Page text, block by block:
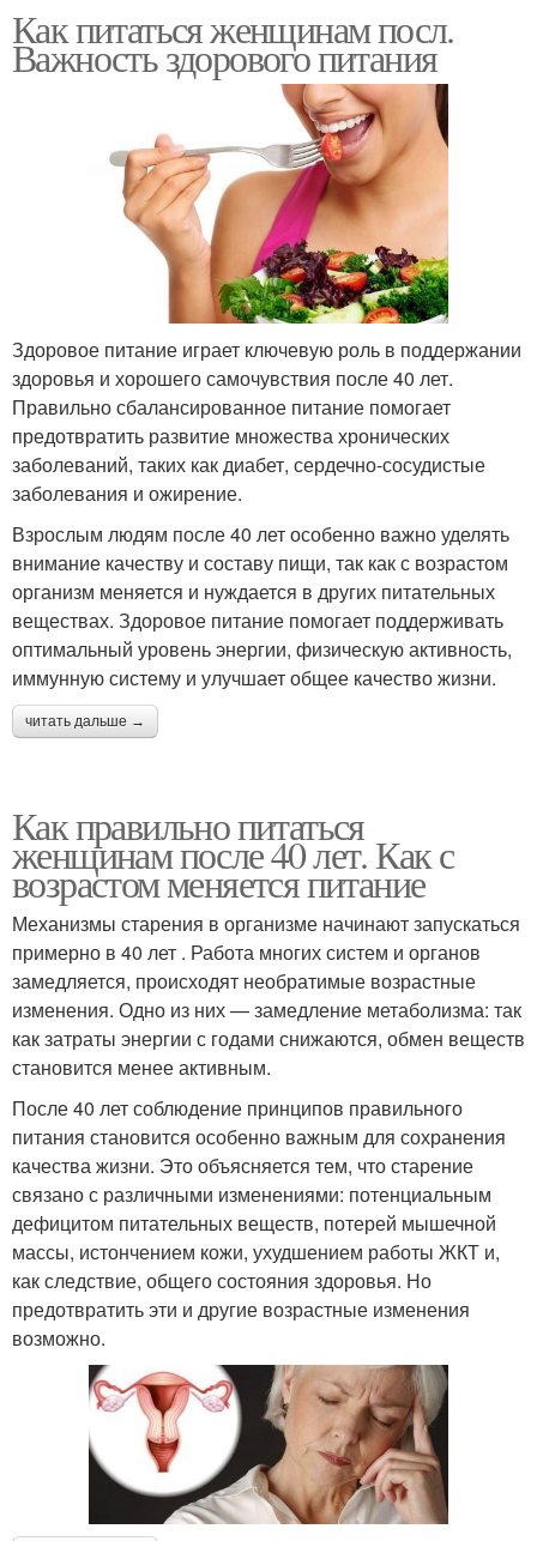
Как питаться женщинам посл.
Важность здорового питания
Здоровое питание играет ключевую роль в поддержании
здоровья и хорошего самочувствия после 40 лет.
Правильно сбалансированное питание помогает
предотвратить развитие множества хронических
заболеваний, таких как диабет, сердечно-сосудистые
заболевания и ожирение.
Взрослым людям после 40 лет особенно важно уделять
внимание качеству и составу пищи, так как с возрастом
организм меняется и нуждается в других питательных
веществах. Здоровое питание помогает поддерживать
оптимальный уровень энергии, физическую активность,
иммунную систему и улучшает общее качество жизни.
читать дальше →
Как правильно питаться
женщинам после 40 лет. Как с
возрастом меняется питание
Механизмы старения в организме начинают запускаться
примерно в 40 лет . Работа многих систем и органов
замедляется, происходят необратимые возрастные
изменения. Одно из них — замедление метаболизма: так
как затраты энергии с годами снижаются, обмен веществ
становится менее активным.
После 40 лет соблюдение принципов правильного
питания становится особенно важным для сохранения
качества жизни. Это объясняется тем, что старение
связано с различными изменениями: потенциальным
дефицитом питательных веществ, потерей мышечной
массы, истончением кожи, ухудшением работы ЖКТ и,
как следствие, общего состояния здоровья. Но
предотвратить эти и другие возрастные изменения
возможно.